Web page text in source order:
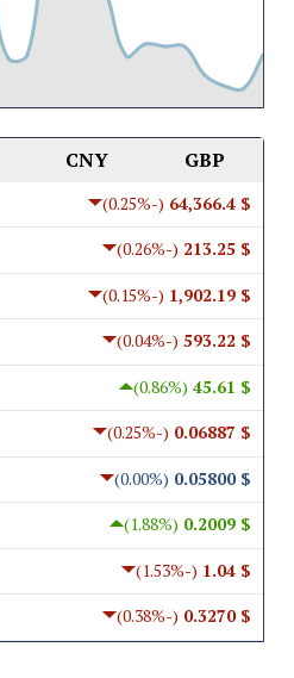
CNY GBP
$ 64,366.4
(-0.25%)
$ 213.25
(-0.26%)
$ 1,902.19
(-0.15%)
$ 593.22
(-0.04%)
$ 45.61
(0.86%)
$ 0.06887
(-0.25%)
$ 0.05800
(0.00%)
$ 0.2009
(1.88%)
$ 1.04
(-1.53%)
$ 0.3270
(-0.38%)